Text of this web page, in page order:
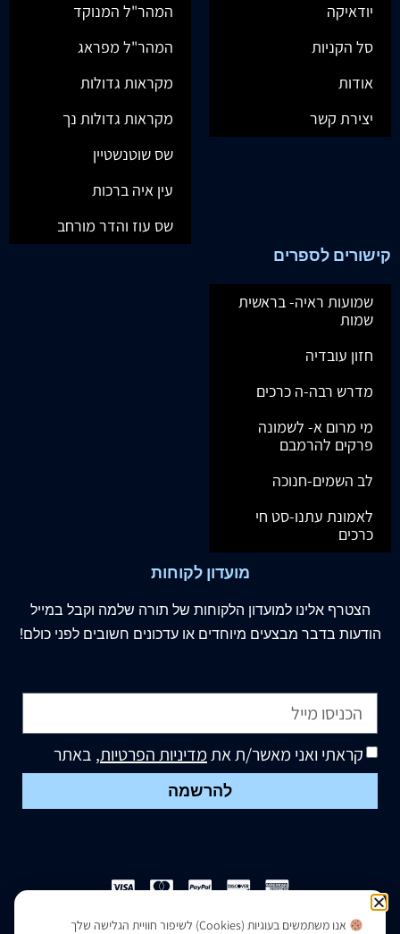
יודאיקה
סל הקניות
אודות
יצירת קשר
המהר"ל המנוקד
המהר"ל מפראג
מקראות גדולות
מקראות גדולות נך
שס שוטנשטיין
עין איה ברכות
שס עוז והדר מורחב
קישורים לספרים
שמועות ראיה- בראשית
שמות
חזון עובדיה
מדרש רבה-ה כרכים
מי מרום א- לשמונה
פרקים להרמבם
לב השמים-חנוכה
לאמונת עתנו-סט חי
כרכים
מועדון לקוחות
הצטרף אלינו למועדון הלקוחות של תורה שלמה וקבל במייל
הודעות בדבר מבצעים מיוחדים או עדכונים חשובים לפני כולם!
קראתי ואני מאשר/ת אתמדיניות הפרטיות, באתר
להרשמה
הצהרת נגישות|מדיניות פרטיות
אנו משתמשים בעוגיות (Cookies) לשיפור חוויית הגלישה שלך